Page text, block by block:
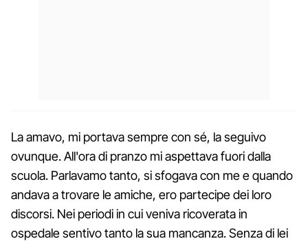
La amavo, mi portava sempre con sé, la seguivo
ovunque. All'ora di pranzo mi aspettava fuori dalla
scuola. Parlavamo tanto, si sfogava con me e quando
andava a trovare le amiche, ero partecipe dei loro
discorsi. Nei periodi in cui veniva ricoverata in
ospedale sentivo tanto la sua mancanza. Senza di lei